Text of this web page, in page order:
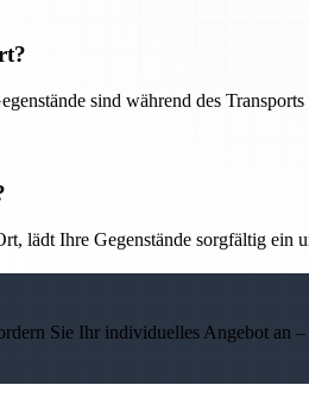
sind während des
lädt Ihre Gegenstände sorgfältig ein
Sie Ihr individuelles Angebot an